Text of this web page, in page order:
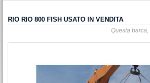
RIO RIO 800 FISH USATO IN VENDITA
Questa